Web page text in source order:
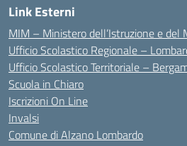
Link Esterni
MIM – Ministero dell’Istruzione e del
Ufficio Scolastico Regionale –
Ufficio Scolastico Territoriale –
Scuola in Chiaro
Iscrizioni On Line
Invalsi
Comune di Alzano Lombardo